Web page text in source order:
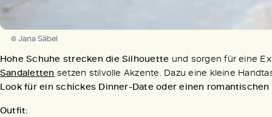
© Jana Säbel
Hohe Schuhe strecken die Silhouette und sorgen für eine
Sandaletten setzen stilvolle Akzente. Dazu eine kleine
Look für ein schickes Dinner-Date oder einen
Outfit: